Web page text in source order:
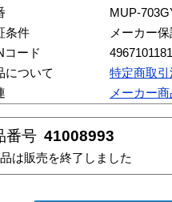
MUP-
条件
メーカー
コード
について
特定商取
メーカー
番号 41008993
は販売を終了しました